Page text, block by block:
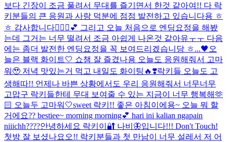
보다 긴장이 조금 풀려서 무대를 즐기면서 한것 같아여!! 다 락
키분들의 큰 응원과 사랑 덕분에 점점 발전하고 있습니다용 ㅎ
ㅎ 감사합니다🙇🏻‍♀️💕 그리고 오늘 처음으로 엔딩요정을 해봤
는데 그거는 너무 떨려서 조금 아쉽게 나온것 같아유ㅜㅜ 다음
에는 좀더 발전한 엔딩요정을 꼭 보여드리겠습니당 ㅎ...🖤오
늘은 블랙 화이트🤍 쇼챔 잘 즐겼나용 오늘도 응원해줘서 고마
워🥹 저녁 맛있는거 먹고 내일도 화이팅🔥❣️락키들 오늘도 고
생해따!! 언제나 바쁜 상황에서도 우리 응원해줘서 너무너무
고맙구 락키들한테 무대 보여줄 수 있는 지금이 너무 행복해🫶
🏻 오늘두 고마워🤍sweet 락키!! 좋은 아침이에용~ 오늘 뭐 할
거에요?? bestiee~ morning morning💕 hari ini kalian ngapain
niiichh????안녕하세요 락키이🔐 나비🦋입니다!!! Don't Touch!
첫방 잘 보셨나요오!! 락키분들과 첫 만남이 너무 설레서 저 어